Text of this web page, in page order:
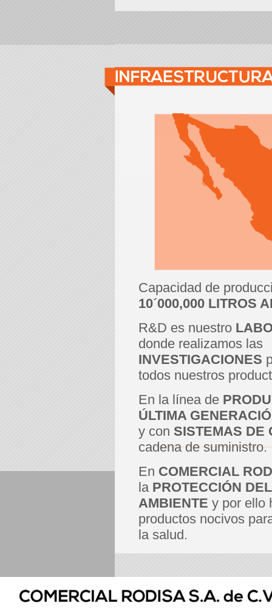
Capacidad de
10´000,000 LITROS
R&D es nuestro
donde realizamos las
INVESTIGACIONES
todos nuestros
En la línea de
ÚLTIMA
y con SISTEMAS DE
cadena de suministro.
En COMERCIAL
la PROTECCIÓN
AMBIENTE y por ello
productos nocivos
la salud.